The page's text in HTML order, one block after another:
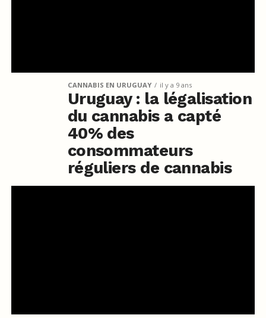
CANNABIS EN URUGUAY il y a 9 ans
Uruguay : la légalisation
du cannabis a capté
40% des
consommateurs
réguliers de cannabis